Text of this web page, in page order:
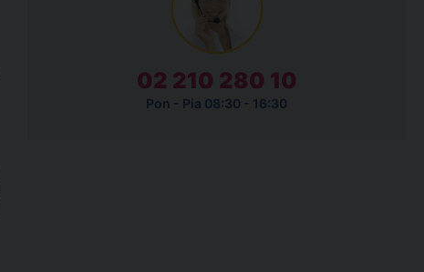
02 210 280 10
Pon - Pia 08:30 - 16:30